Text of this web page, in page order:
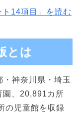
ト14項目」を読む
とは
神奈川県・埼玉
園、20,891カ所
の児童館を収録